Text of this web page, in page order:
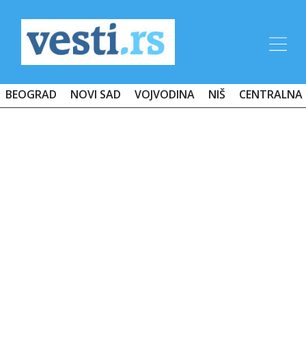
BEOGRAD NOVI SAD VOJVODINA NIŠ CENTRALNA